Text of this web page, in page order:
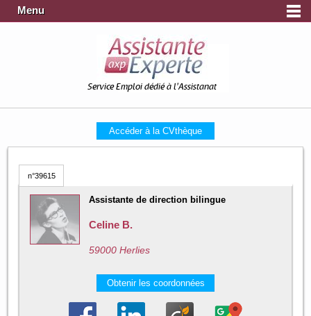
Menu
Service Emploi dédié à l'Assistanat
Accéder à la CVthèque
n°39615
Assistante de direction bilingue
Celine B.
59000 Herlies
Obtenir les coordonnées